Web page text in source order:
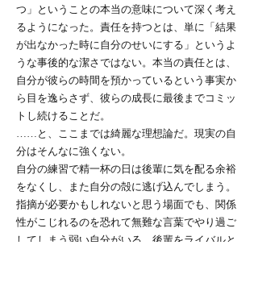
つ」ということの本当の意味について深く考え
るようになった。責任を持つとは、単に「結果
が出なかった時に自分のせいにする」というよ
うな事後的な潔さではない。本当の責任とは、
自分が彼らの時間を預かっているという事実か
ら目を逸らさず、彼らの成長に最後までコミッ
トし続けることだ。
……と、ここまでは綺麗な理想論だ。現実の自
分はそんなに強くない。
自分の練習で精一杯の日は後輩に気を配る余裕
をなくし、また自分の殻に逃げ込んでしまう。
指摘が必要かもしれないと思う場面でも、関係
性がこじれるのを恐れて無難な言葉でやり過ご
してしまう弱い自分がいる。後輩をライバルと